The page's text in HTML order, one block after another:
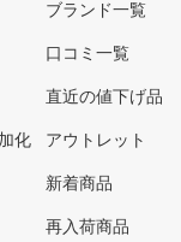
化
ブランド一覧
口コミ一覧
直近の値下げ品
アウトレット
新着商品
再入荷商品